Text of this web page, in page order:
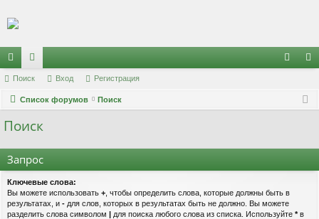
Регистрация
с
ы
лк
ор
ум
ы
и
Поиск Вход Регистрация
Список форумов Поиск
Поиск
Запрос
Ключевые слова:
Вы можете использовать + , чтобы определить слова, которые должны быть в
результатах, и - для слов, которых в результатах быть не должно. Вы можете
разделить слова символом | для поиска любого слова из списка. Используйте *в